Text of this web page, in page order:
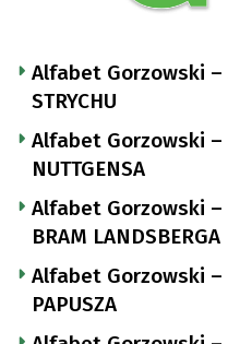
Alfabet Gorzowski –
STRYCHU
Alfabet Gorzowski –
NUTTGENSA
Alfabet Gorzowski –
BRAM LANDSBERGA
Alfabet Gorzowski –
PAPUSZA